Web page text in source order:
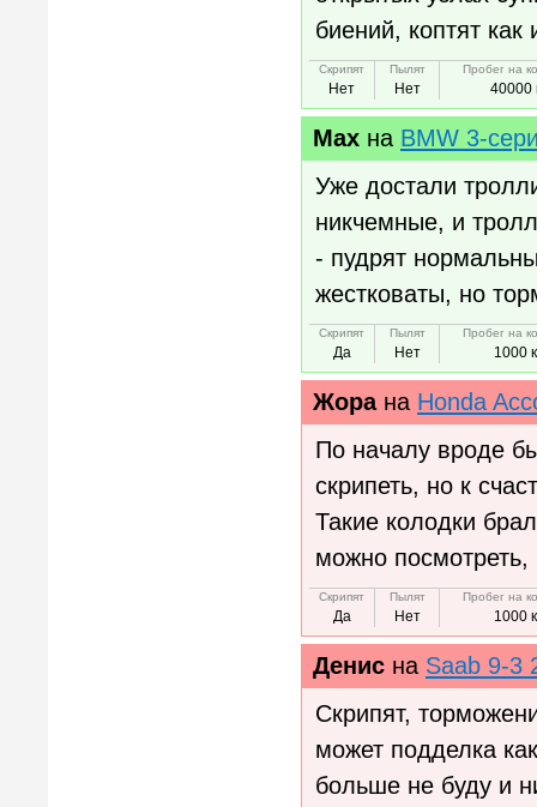
биений, коптят как
Скрипят
Нет
Пылят
Нет
Пробег на
40000
Мах на BMW 3-
Уже достали
никчемные, и
- пудрят
жестковаты, но
Скрипят
Да
Пылят
Нет
Пробег на
1000
Жорана Honda
По началу вроде
скрипеть, но к
Такие колодки
можно посмотреть,
Скрипят
Да
Пылят
Нет
Пробег на
1000
Денис на Saab 9-3
Скрипят,
может подделка
больше не буду и